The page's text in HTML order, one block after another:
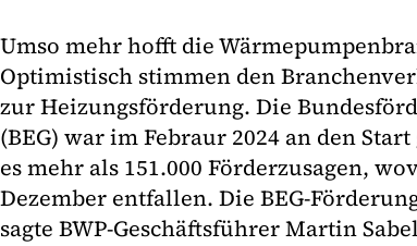
Umso mehr hofft die
Optimistisch stimmen den
zur Heizungsförderung. Die
(BEG) war im Febraur 2024 an den
es mehr als 151.000 Förderzusagen,
Dezember entfallen. Die BEG-
sagte BWP-Geschäftsführer Martin